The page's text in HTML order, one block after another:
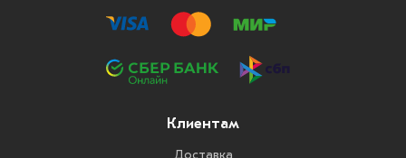
Клиентам
Доставка